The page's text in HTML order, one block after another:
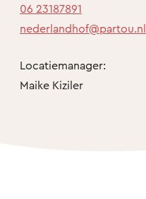
06 23187891
nederlandhof@partou.nl
Locatiemanager:
Maike Kiziler